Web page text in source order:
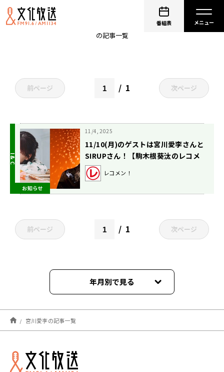
番組表
の記事一覧
前ページ 1 次ページ
お知らせ
11/4, 2025
11/10(月)のゲストは宮川愛李さんと
SIRUPさん！【駒木根葵汰のレコメ
ン！】
レコメン！
前ページ 1 次ページ
年月別で見る
2026年04月
2025年11月
2025年07月
宮川愛李の記事一覧